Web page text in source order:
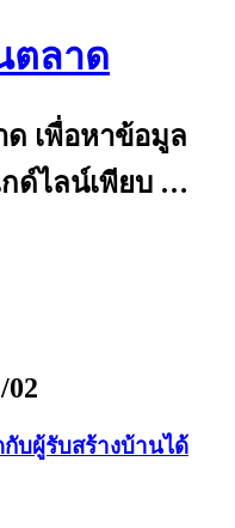
ตลาด
เพื่อหาข้อมูล
ด์ไลน์เพียบ …
02
บผู้รับสร้างบ้านได้